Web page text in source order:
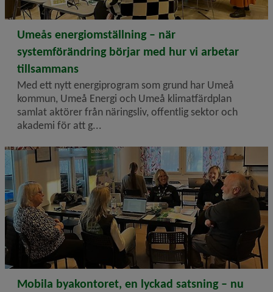
2026-02-09
Umeås energiomställning – när
systemförändring börjar med hur vi arbetar
tillsammans
Med ett nytt energiprogram som grund har Umeå
kommun, Umeå Energi och Umeå klimatfärdplan
samlat aktörer från näringsliv, offentlig sektor och
akademi för att g...
2026-02-03
Mobila byakontoret, en lyckad satsning – nu